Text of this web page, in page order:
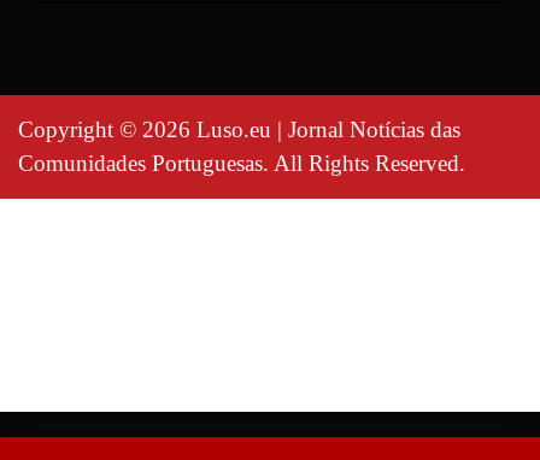
Copyright © 2026 Luso.eu | Jornal Notícias das
Comunidades Portuguesas. All Rights Reserved.